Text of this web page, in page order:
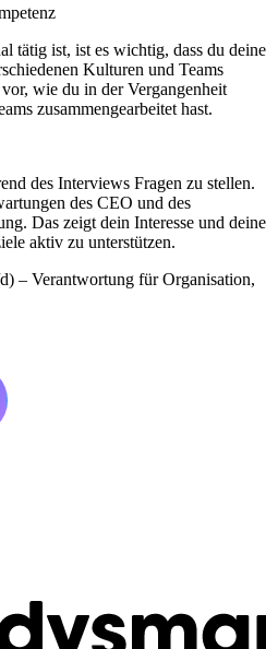
tätig ist, ist es wichtig, dass du deine
Kulturen und Teams
wie du in der Vergangenheit
zusammengearbeitet hast.
des Interviews Fragen zu stellen.
des CEO und des
Das zeigt dein Interesse und deine
aktiv zu unterstützen.
– Verantwortung für Organisation,